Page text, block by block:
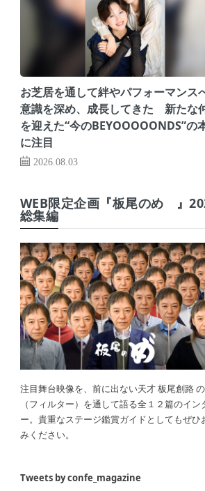
お芝居を通して絆やパフォーマンス
意識を深め、成長してきた 新たな
を迎えた“今のBEYOOOOONDS”の
に注目
2026.08.03
WEB限定企画『板尾のめ゙』
総集編
注目舞台映像を、前に出ない天才 板尾創路
（フィルター）を通して語る全１２篇のイン
ー。貴重なステージ鑑賞ガイドとしてもぜひ
みください。
Tweets by confe_magazine